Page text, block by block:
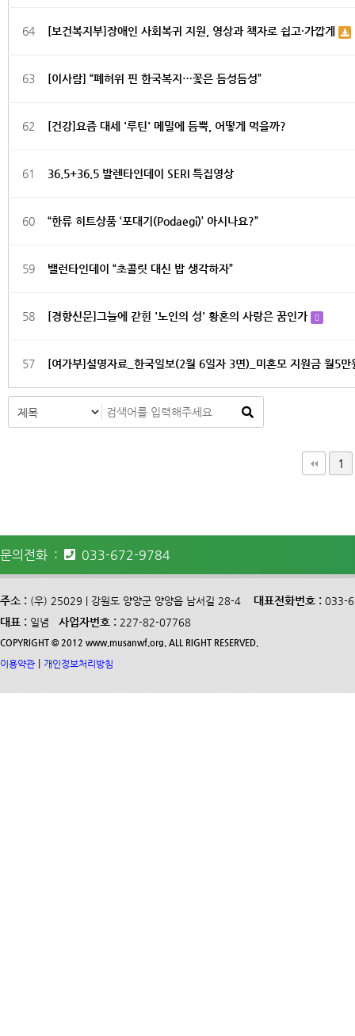
64 [보건복지부]장애인 사회복귀 지원, 영상과 책자로 쉽고·가깝게
63 [이사람] “폐허위 핀 한국복지…꽃은 듬성듬성”
62 [건강]요즘 대세 '루틴' 메밀에 듬뿍, 어떻게 먹을까?
61 36.5+36.5 발렌타인데이 SERI 특집영상
60 “한류 히트상품 ‘포대기(Podaegi)’ 아시나요?”
59 밸런타인데이 “초콜릿 대신 밥 생각하자”
58 [경향신문]그늘에 갇힌 '노인의 성' 황혼의 사랑은 꿈인가
57 [여가부]설명자료_한국일보(2월 6일자 3면)_미혼모 지원금 월5
1
문의전화 : 033-672-9784
주소 : (우) 25029 | 강원도 양양군 양양읍 남서길 28-4 대표전화번호 : 033-
대표 : 일념 사업자번호 : 227-82-07768
COPYRIGHT © 2012 www.musanwf.org. ALL RIGHT RESERVED.
이용약관 개인정보처리방침